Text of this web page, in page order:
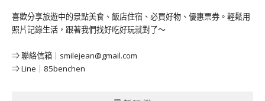
喜歡分享旅遊中的景點美食、飯店住宿、必買好物、優惠票券。輕鬆用
照片記錄生活，跟著我們找好吃好玩就對了～
⇒ 聯絡信箱｜ smilejean@gmail.com
⇒ Line｜85benchen